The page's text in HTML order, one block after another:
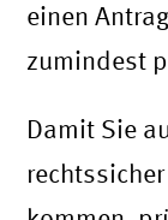
einen
zumindest
Damit Sie